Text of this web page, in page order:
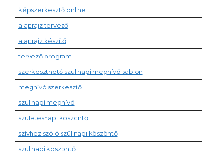
képszerkesztő online
alaprajz tervező
alaprajz készítő
tervező program
szerkeszthető szülinapi meghívó sablon
meghívó szerkesztő
szülinapi meghívó
születésnapi köszöntő
szívhez szóló szülinapi köszöntő
szülinapi köszöntő